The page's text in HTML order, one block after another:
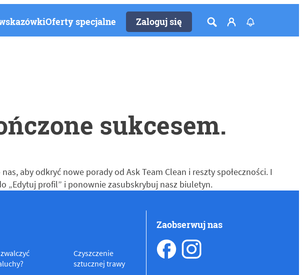
Oferty specjalne Zaloguj się
sukcesem.
aby odkryć nowe porady od Ask Team Clean i reszty społeczności. I
„Edytuj profil” i ponownie zasubskrybuj nasz biuletyn.
Czyszczenie
sztucznej trawy
Zaobserwuj nas